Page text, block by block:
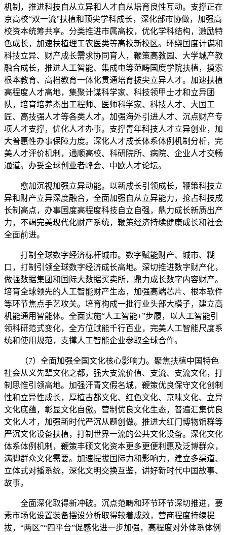
机制，推进科技自从立异和人才自从培育良性互动。支撑正在
京高校“双一流”扶植和顶尖学科成长，深化部市协做，加强高
校资本统筹共享。分类推进市属高校，优化学科结构，激励特
色成长，加速扶植理工农医类等高校新校区。环绕国度计谋和
科技立异、财产成长需求协同育人，鞭策高教园、大学城产教
融合成长，推进人工智能、集成电等范畴国度学院扶植，摸索
根本教育、高档教育一体化贯通培育拔尖立异人才。加速扶植
高程度人才高地，集聚计谋科学家、科技领甲士才和立异团
队，培育培养杰出工程师、医师科学家、科技人才、大国工
匠、高技强人才等各类人才。加强海外引进人才、沉点财产专
项人才支撑，优化人才办事。支撑青年科技人才立异创业，加
大普惠性办事保障力度。深化人才成长体系体例机制分析，完
美人才评价机制，通顺高校、科研院所、病院、企业人才交畅
通道。办妥全球创业者峰会、中欧人才论坛。
愈加沉视加强立异动能。以新成长引领成长，鞭策科技立
异和财产立异深度融合，全面加强自从立异能力，抢占科技成
长制高点，办事国度高程度科技自立自强，鼎力成长新质出产
力，不竭完美现代化财产系统，鞭策经济持续健康成长和社会
全面前进。
打制全球数字经济标杆城市。数字赋能财产、城市、糊
口，打制引领全球数字经济成长高地。深切推进数字财产化，
做强数据集团和国际大数据买卖所，鼎力成长数字内容财产。
培育全球领先的人工智能财产生态，加强高端芯片、根本软件
等环节焦点手艺攻关。培育构成一批行业头部大模子，建立高
机能通用智能体。全面实施“人工智能+”步履，以人工智能引
领科研范式变化，全方位赋能千行百业，完美人工智能尺度系
统和使用规范，支撑人工智能企业参取全球合作。
（7）全面加强全国文化核心影响力。聚焦扶植中国特色
社会从义先辈文化之都，强大支流价值、支流、支流文化，打
制思惟引领高地。加强汗青文假名城，鞭策优良保守文化创制
性和立异性成长，厚植古都文化、红色文化、京味文化、立异
文化底蕴，彰显文化自傲。营制优良文化生态，普遍汇集优良
文化人才，加强新时代严沉从题创做。推进大红门博物馆群等
严沉文化设备扶植，打制世界一流的公共文化设备。深化文化
体系体例机制，鞭策丰硕文化资本更多更便利惠及泛博群众，
满脚群众文化需要。加速提拔国际力和影响力，建立多渠道、
立体式对播系统，深化文明交换互鉴，讲好新时代中国故事、
故事。
全面深化取得新冲破。沉点范畴和环节环节深切推进，要
素市场化设置装备摆设分析取得较着成效，营商程度持续提
拔，“两区”“四平台”促感化进一步加强，高程度对外体系体例